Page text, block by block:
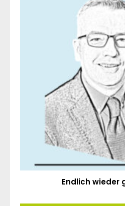
Endlich wieder